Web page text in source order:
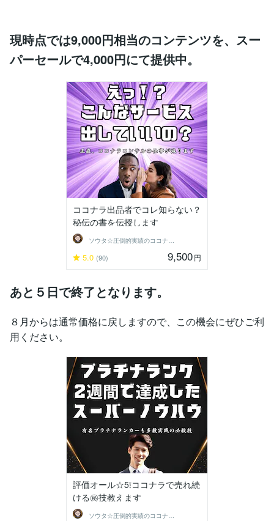
現時点では9,000円相当のコンテンツを、スー
パーセールで4,000円にて提供中。
ココナラ出品者でコレ知らない？
秘伝の書を伝授します
ソウタ☆圧倒的実績のココナ ラのコンサル
5.0 (90) 9,500円
あと５日で終了となります。
８月からは通常価格に戻しますので、この機会にぜひご利
用ください。
評価オール☆5❕ココナラで売れ続
ける㊙️技教えます
ソウタ☆圧倒的実績のココナ ラのコンサル